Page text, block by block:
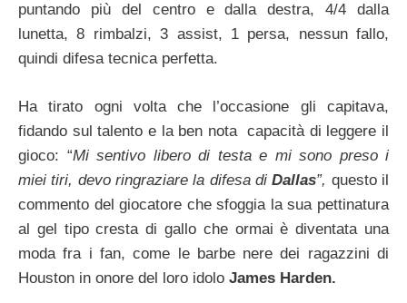
puntando più del centro e dalla destra, 4/4 dalla
lunetta, 8 rimbalzi, 3 assist, 1 persa, nessun fallo,
quindi difesa tecnica perfetta.
Ha tirato ogni volta che l’occasione gli capitava,
fidando sul talento e la ben nota capacità di leggere il
gioco: “Mi sentivo libero di testa e mi sono preso i
miei tiri, devo ringraziare la difesa diDallas”, questo il
commento del giocatore che sfoggia la sua pettinatura
al gel tipo cresta di gallo che ormai è diventata una
moda fra i fan, come le barbe nere dei ragazzini di
Houston in onore del loro idolo James Harden.